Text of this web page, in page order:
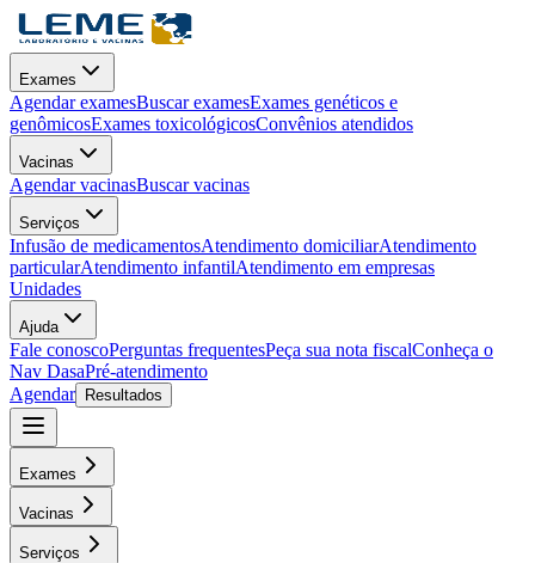
Exames
Agendar examesBuscar examesExames genéticos e
genômicosExames toxicológicosConvênios atendidos
Vacinas
Agendar vacinasBuscar vacinas
Serviços
Infusão de medicamentosAtendimento domiciliarAtendimento
particularAtendimento infantilAtendimento em empresas
Unidades
Ajuda
Fale conoscoPerguntas frequentesPeça sua nota fiscalConheça o
Nav DasaPré-atendimento
Agendar
Resultados
Exames
Vacinas
Serviços